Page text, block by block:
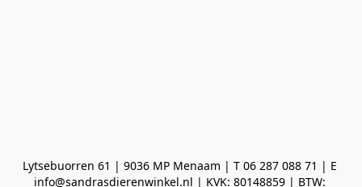
Lytsebuorren 61 | 9036 MP Menaam | T 06 287 088 71 | E
info@sandrasdierenwinkel.nl | KVK: 80148859 | BTW: